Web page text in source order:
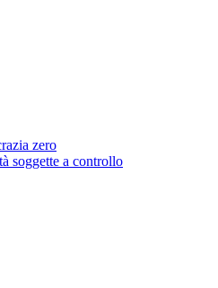
zero
soggette a controllo